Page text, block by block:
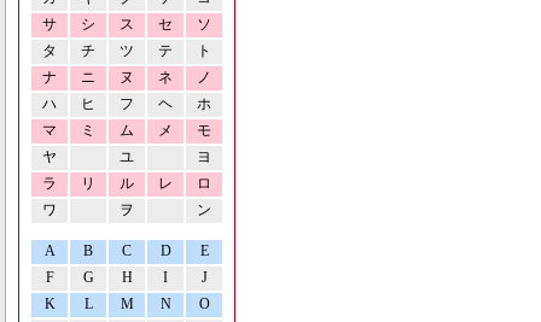
サ
シ ス セ
ソ
タ
チ ツ テ
ト
ナ
ニ ヌ ネ
ノ
ハ
ヒ フ ヘ
ホ
マ
ミ ム メ
モ
ヤ
ユ
ヨ
ラ
リ ル レ
ロ
ワ
ヲ ン
A B C D
E
F
G H I
J
K
L M N O